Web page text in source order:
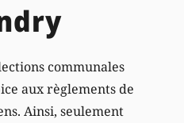
communales
aux règlements de
Ainsi, seulement